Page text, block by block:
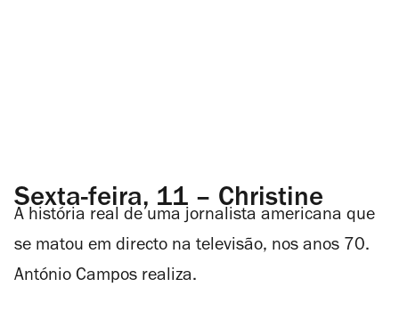
Sexta-feira, 11 – Christine
A história real de uma jornalista americana que
se matou em directo na televisão, nos anos 70.
António Campos realiza.